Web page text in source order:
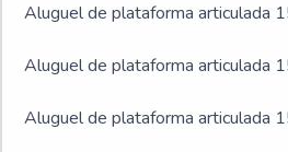
Aluguel de plataforma articulada
Aluguel de plataforma articulada
Aluguel de plataforma articulada